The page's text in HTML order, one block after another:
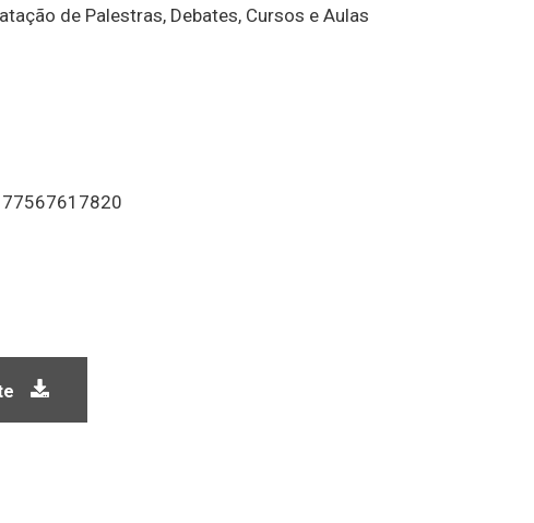
de Palestras, Debates, Cursos e Aulas
77567617820